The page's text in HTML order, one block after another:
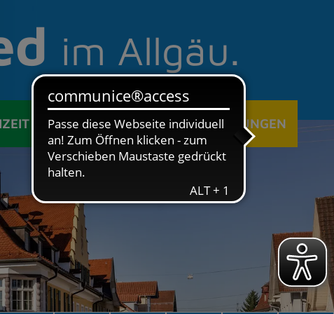
im Allgäu.
ÖFFENTLICHE EINRICHTUNGEN